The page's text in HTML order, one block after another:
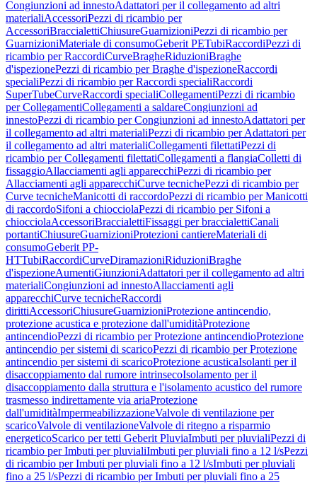
Congiunzioni ad innestoAdattatori per il collegamento ad altri
materialiAccessoriPezzi di ricambio per
AccessoriBraccialettiChiusureGuarnizioniPezzi di ricambio per
GuarnizioniMateriale di consumoGeberit PETubiRaccordiPezzi di
ricambio per RaccordiCurveBragheRiduzioniBraghe
d'ispezionePezzi di ricambio per Braghe d'ispezioneRaccordi
specialiPezzi di ricambio per Raccordi specialiRaccordi
SuperTubeCurveRaccordi specialiCollegamentiPezzi di ricambio
per CollegamentiCollegamenti a saldareCongiunzioni ad
innestoPezzi di ricambio per Congiunzioni ad innestoAdattatori per
il collegamento ad altri materialiPezzi di ricambio per Adattatori per
il collegamento ad altri materialiCollegamenti filettatiPezzi di
ricambio per Collegamenti filettatiCollegamenti a flangiaColletti di
fissaggioAllacciamenti agli apparecchiPezzi di ricambio per
Allacciamenti agli apparecchiCurve tecnichePezzi di ricambio per
Curve tecnicheManicotti di raccordoPezzi di ricambio per Manicotti
di raccordoSifoni a chiocciolaPezzi di ricambio per Sifoni a
chiocciolaAccessoriBraccialettiFissaggi per braccialettiCanali
portantiChiusureGuarnizioniProtezioni cantiereMateriali di
consumoGeberit PP-
HTTubiRaccordiCurveDiramazioniRiduzioniBraghe
d'ispezioneAumentiGiunzioniAdattatori per il collegamento ad altri
materialiCongiunzioni ad innestoAllacciamenti agli
apparecchiCurve tecnicheRaccordi
dirittiAccessoriChiusureGuarnizioniProtezione antincendio,
protezione acustica e protezione dall'umiditàProtezione
antincendioPezzi di ricambio per Protezione antincendioProtezione
antincendio per sistemi di scaricoPezzi di ricambio per Protezione
antincendio per sistemi di scaricoProtezione acusticaIsolanti per il
disaccoppiamento dal rumore intrinsecoIsolamento per il
disaccoppiamento dalla struttura e l'isolamento acustico del rumore
trasmesso indirettamente via ariaProtezione
dall'umiditàImpermeabilizzazioneValvole di ventilazione per
scaricoValvole di ventilazioneValvole di ritegno a risparmio
energeticoScarico per tetti Geberit PluviaImbuti per pluvialiPezzi di
ricambio per Imbuti per pluvialiImbuti per pluviali fino a 12 l/sPezzi
di ricambio per Imbuti per pluviali fino a 12 l/sImbuti per pluviali
fino a 25 l/sPezzi di ricambio per Imbuti per pluviali fino a 25